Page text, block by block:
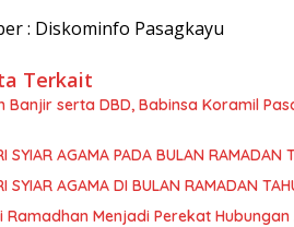
: Diskominfo Pasagkayu
Terkait
Banjir serta DBD, Babinsa Koramil
SYIAR AGAMA PADA BULAN RAMADAN
SYIAR AGAMA DI BULAN RAMADAN
Ramadhan Menjadi Perekat